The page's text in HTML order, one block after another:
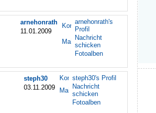
arnehonrath
11.01.2009
arnehonrath's
Profil
Nachricht
schicken
Fotoalben
steph30
03.11.2009
steph30's Profil
Nachricht
schicken
Fotoalben